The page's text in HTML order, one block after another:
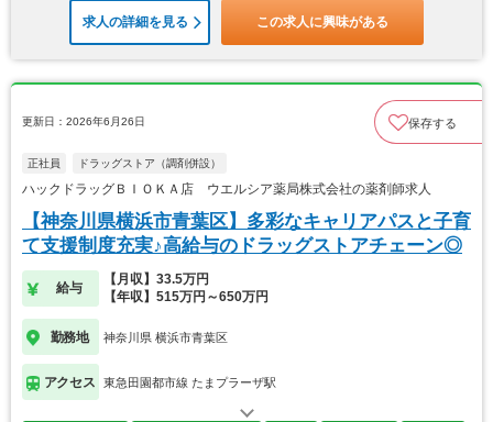
求人の詳細を見る この求人に興味がある
更新日：2026年6月26日 保存する
正社員 ドラッグストア（調剤併設）
ハックドラッグＢＩＯＫＡ店 ウエルシア薬局株式会社の薬剤師求人
【神奈川県横浜市青葉区】多彩なキャリアパスと子育
て支援制度充実♪高給与のドラッグストアチェーン◎
給与
【月収】33.5万円
【年収】515万円～650万円
勤務地 神奈川県 横浜市青葉区
アクセス 東急田園都市線 たまプラーザ駅